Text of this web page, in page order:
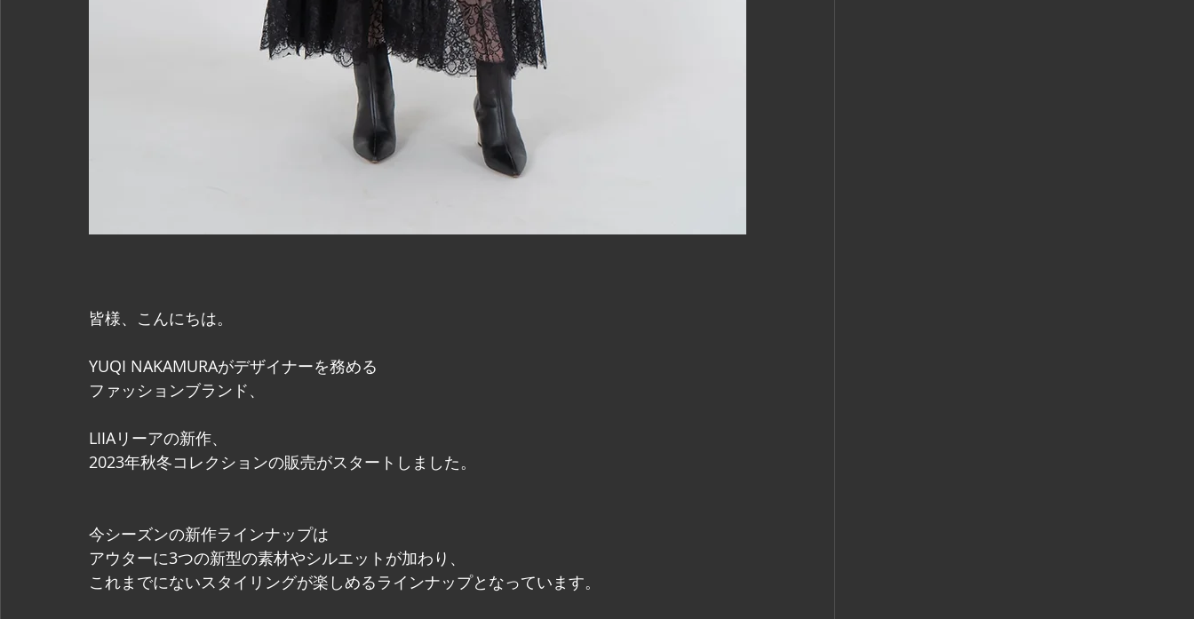
皆様、こんにちは。
YUQI NAKAMURAがデザイナーを務める
ファッションブランド、
LIIAリーアの新作、
2023年秋冬コレクションの販売がスタートしました。
今シーズンの新作ラインナップは
アウターに3つの新型の素材やシルエットが加わり、
これまでにないスタイリングが楽しめるラインナップとなっています。